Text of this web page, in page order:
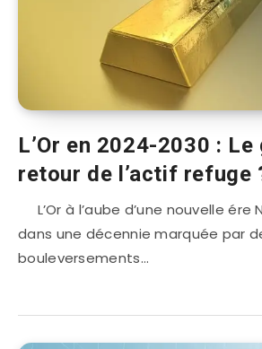
L’Or en 2024-2030 : Le
retour de l’actif refuge
L’Or à l’aube d’une nouvelle ére
dans une décennie marquée par
bouleversements…